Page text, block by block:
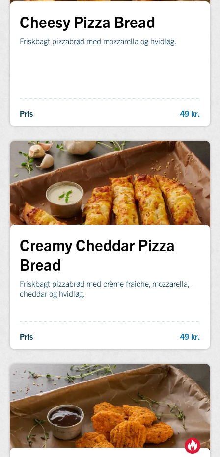
Cheesy Pizza Bread
Friskbagt pizzabrød med mozzarella og hvidløg.
Pris 49 kr.
Creamy Cheddar Pizza
Bread
Friskbagt pizzabrød med crème fraiche, mozzarella,
cheddar og hvidløg.
Pris 49 kr.